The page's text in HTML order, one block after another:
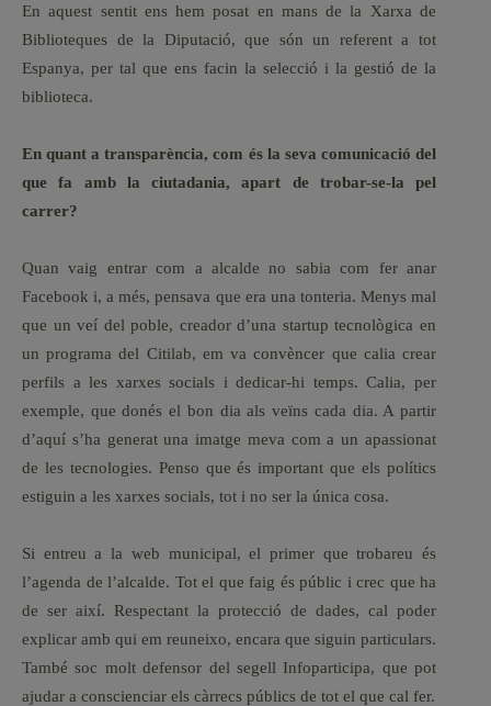
En aquest sentit ens hem posat en mans de la Xarxa de
Biblioteques de la Diputació, que són un referent a tot
Espanya, per tal que ens facin la selecció i la gestió de la
biblioteca.
En quant a transparència, com és la seva comunicació del
que fa amb la ciutadania, apart de trobar-se-la pel
carrer?
Quan vaig entrar com a alcalde no sabia com fer anar
Facebook i, a més, pensava que era una tonteria. Menys mal
que un veí del poble, creador d’una startup tecnològica en
un programa del Citilab, em va convèncer que calia crear
perfils a les xarxes socials i dedicar-hi temps. Calia, per
exemple, que donés el bon dia als veïns cada dia. A partir
d’aquí s’ha generat una imatge meva com a un apassionat
de les tecnologies. Penso que és important que els polítics
estiguin a les xarxes socials, tot i no ser la única cosa.
Si entreu a la web municipal, el primer que trobareu és
l’agenda de l’alcalde. Tot el que faig és públic i crec que ha
de ser així. Respectant la protecció de dades, cal poder
explicar amb qui em reuneixo, encara que siguin particulars.
També soc molt defensor del segell Infoparticipa, que pot
ajudar a conscienciar els càrrecs públics de tot el que cal fer.